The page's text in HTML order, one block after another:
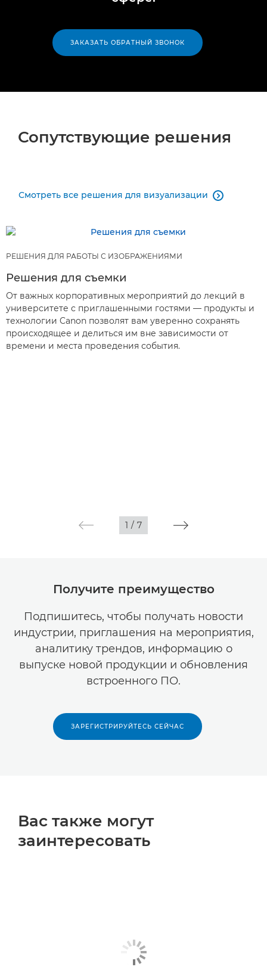
ЗАКАЗАТЬ ОБРАТНЫЙ ЗВОНОК
Сопутствующие решения
Смотреть все решения для визуализации 
РЕШЕНИЯ ДЛЯ РАБОТЫ С ИЗОБРАЖЕНИЯМИ
Решения для съемки
От важных корпоративных мероприятий до лекций в
университете с приглашенными гостями — продукты и
технологии Canon позволят вам уверенно сохранять
происходящее и делиться им вне зависимости от
времени и места проведения события.
1 / 7
Получите преимущество
Подпишитесь, чтобы получать новости
индустрии, приглашения на мероприятия,
аналитику трендов, информацию о
выпуске новой продукции и обновления
встроенного ПО.
ЗАРЕГИСТРИРУЙТЕСЬ СЕЙЧАС
Вас также могут
заинтересовать